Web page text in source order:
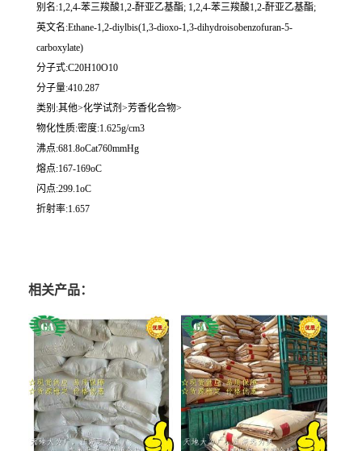
别名:1,2,4-苯三羧酸1,2-酐亚乙基酯; 1,2,4-苯三羧酸1,2-酐亚乙基酯;
英文名:Ethane-1,2-diylbis(1,3-dioxo-1,3-dihydroisobenzofuran-5-
carboxylate)
分子式:C20H10O10
分子量:410.287
类别:其他>化学试剂>芳香化合物>
物化性质:密度:1.625g/cm3
沸点:681.8oCat760mmHg
熔点:167-169oC
闪点:299.1oC
折射率:1.657
相关产品：